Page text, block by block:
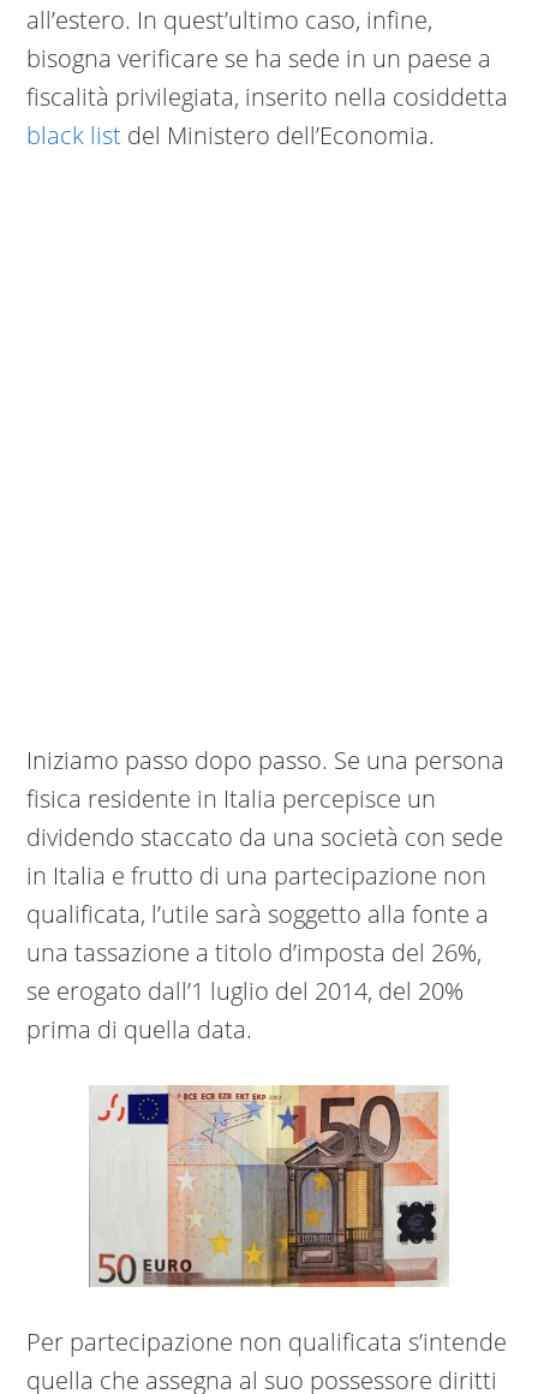
all’estero. In quest’ultimo caso, infine,
bisogna verificare se ha sede in un paese a
fiscalità privilegiata, inserito nella cosiddetta
black list del Ministero dell’Economia.
Iniziamo passo dopo passo. Se una persona
fisica residente in Italia percepisce un
dividendo staccato da una società con sede
in Italia e frutto di una partecipazione non
qualificata, l’utile sarà soggetto alla fonte a
una tassazione a titolo d’imposta del 26%,
se erogato dall’1 luglio del 2014, del 20%
prima di quella data.
Per partecipazione non qualificata s’intende
quella che assegna al suo possessore diritti